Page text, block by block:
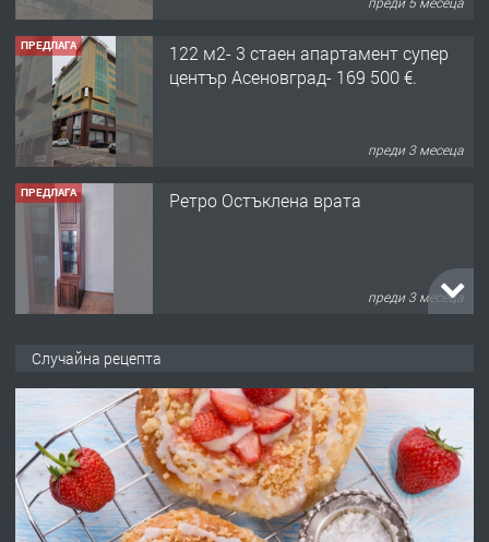
ПРЕДЛАГА
122 м2- 3 стаен апартамент супер
център Асеновград- 169 500 €.
преди 3 месеца
ПРЕДЛАГА Ретро Остъклена врата
преди 3 месеца
преди 10 месеца
ПРЕДЛАГА
Професионална броячна машина -
със сертификат от ЕЦБ
Случайна рецепта